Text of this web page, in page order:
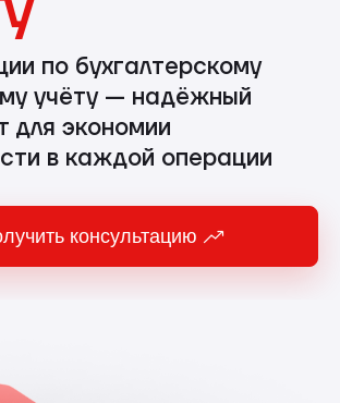
по бухгалтерскому
учёту — надёжный
для экономии
в каждой операции
консультацию